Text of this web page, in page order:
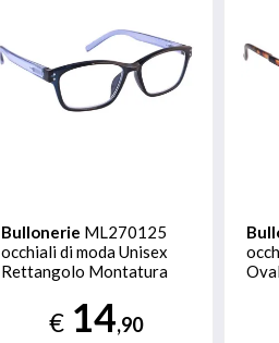
Bullonerie ML270125
occhiali di moda Unisex
Rettangolo Montatura
€ 14,90